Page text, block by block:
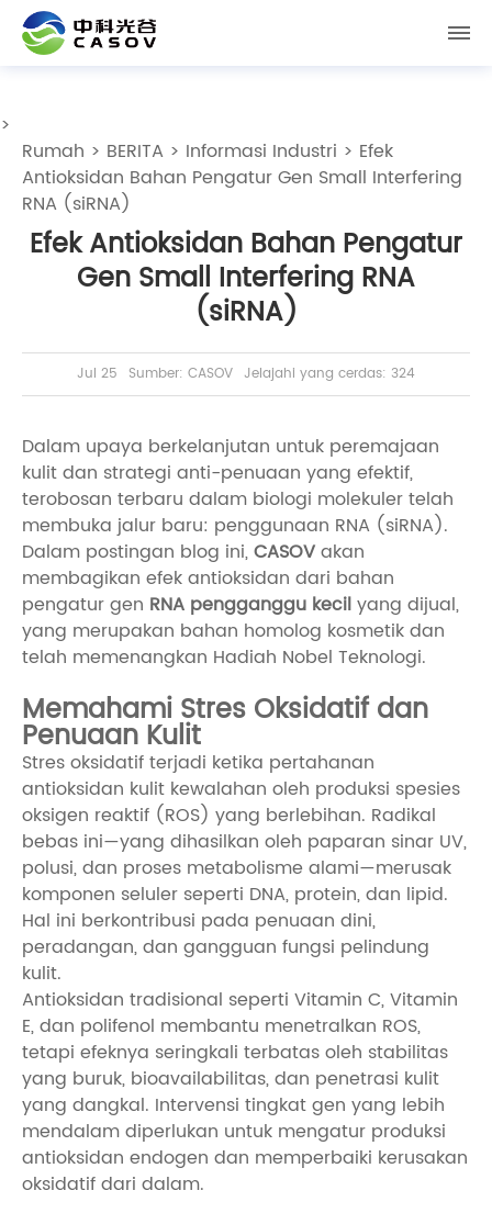
>
Rumah > BERITA > Informasi Industri > Efek
Antioksidan Bahan Pengatur Gen Small Interfering
RNA (siRNA)
Efek Antioksidan Bahan Pengatur
Gen Small Interfering RNA
(siRNA)
Jul 25 Sumber: CASOV Jelajahi yang cerdas: 324
Dalam upaya berkelanjutan untuk peremajaan
kulit dan strategi anti-penuaan yang efektif,
terobosan terbaru dalam biologi molekuler telah
membuka jalur baru: penggunaan RNA (siRNA).
Dalam postingan blog ini,CASOVakan
membagikan efek antioksidan dari bahan
pengatur gen RNA pengganggu kecilyang dijual,
yang merupakan bahan homolog kosmetik dan
telah memenangkan Hadiah Nobel Teknologi.
Memahami Stres Oksidatif dan
Penuaan Kulit
Stres oksidatif terjadi ketika pertahanan
antioksidan kulit kewalahan oleh produksi spesies
oksigen reaktif (ROS) yang berlebihan. Radikal
bebas ini—yang dihasilkan oleh paparan sinar UV,
polusi, dan proses metabolisme alami—merusak
komponen seluler seperti DNA, protein, dan lipid.
Hal ini berkontribusi pada penuaan dini,
peradangan, dan gangguan fungsi pelindung
kulit.
Antioksidan tradisional seperti Vitamin C, Vitamin
E, dan polifenol membantu menetralkan ROS,
tetapi efeknya seringkali terbatas oleh stabilitas
yang buruk, bioavailabilitas, dan penetrasi kulit
yang dangkal. Intervensi tingkat gen yang lebih
mendalam diperlukan untuk mengatur produksi
antioksidan endogen dan memperbaiki kerusakan
oksidatif dari dalam.